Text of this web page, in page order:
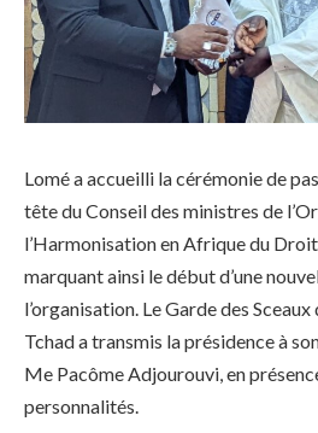
Lomé a accueilli la cérémonie de
tête du Conseil des ministres de
l’Harmonisation en Afrique du
marquant ainsi le début d’une
l’organisation. Le Garde des
Tchad a transmis la présidence à
Me Pacôme Adjourouvi, en
personnalités.